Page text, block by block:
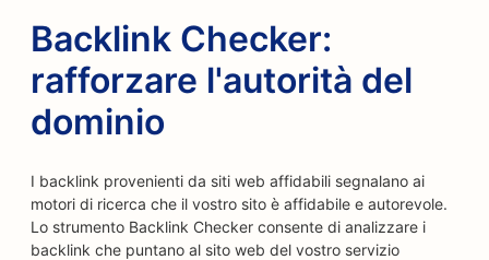
Backlink Checker:
rafforzare l'autorità del
dominio
I backlink provenienti da siti web affidabili segnalano ai
motori di ricerca che il vostro sito è affidabile e autorevole.
Lo strumento Backlink Checker consente di analizzare i
backlink che puntano al sito web del vostro servizio